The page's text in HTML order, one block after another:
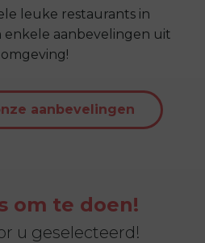
leuke restaurants in
aanbevelingen uit
aanbevelingen
om te doen!
u geselecteerd!